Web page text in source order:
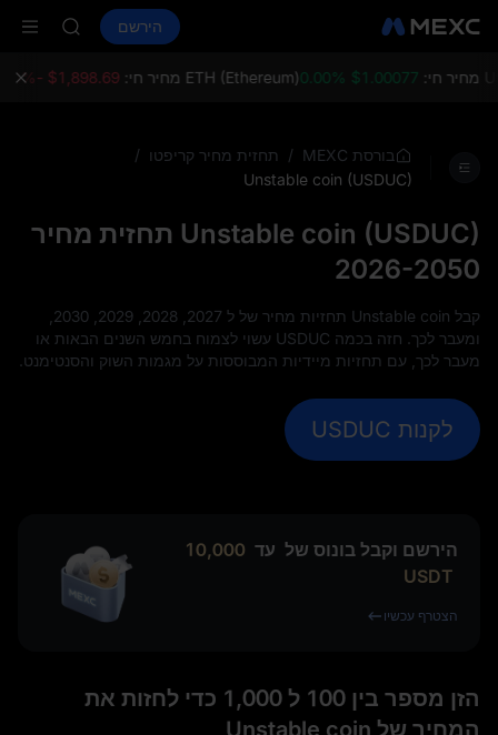
ספוט חוזים עתידיים SPCX הירשם
SPCX
Live
ETH (Ethereum) מחיר חי: $1,898.69 -0.64% $1.00077 0.00%
בורסת MEXC / תחזית מחיר קריפטו /
Unstable coin (USDUC)
Unstable coin (USDUC) תחזית מחיר
2026-2050
ומעבר לכך. חזה בכמה USDUC עשוי לצמוח בחמש השנים הבאות או
מעבר לכך, עם תחזיות מיידיות המבוססות על מגמות השוק והסנטימנט.
לקנות USDUC
הירשם וקבל בונוס של עד 10,000
USDT
הצטרף עכשיו
הזן מספר בין 100 ל 1,000 כדי לחזות את
המחיר של Unstable coin